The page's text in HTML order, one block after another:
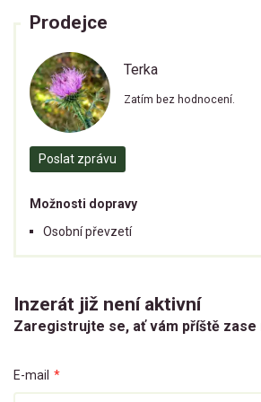
Prodejce
Terka
Zatím bez hodnocení.
Poslat zprávu
Možnosti dopravy
Osobní převzetí
Inzerát již není aktivní
Zaregistrujte se, ať vám příště zase
E-mail *